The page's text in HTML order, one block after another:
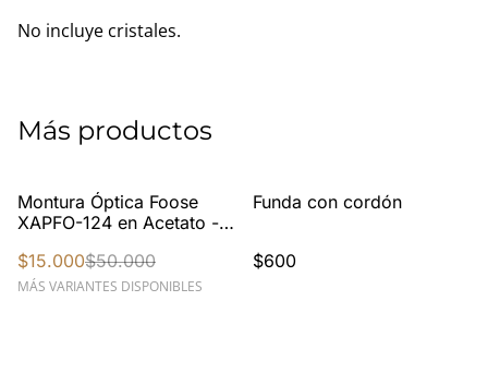
No incluye cristales.
Más productos
%
Montura Óptica Foose
XAPFO-124 en Acetato -
Zolman - Estilo Cuadrado
Redondeado Vintage
$15.000$50.000
MÁS VARIANTES DISPONIBLES
Funda con cordón
$600